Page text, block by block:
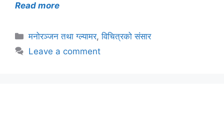
Read more
Categories
मनोरञ्जन तथा ग्ल्यामर,विचित्रको संसार
Leave a comment